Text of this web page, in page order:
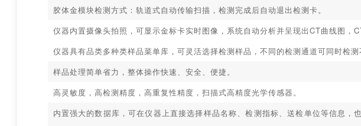
胶体金模块检测方式：轨道式自动传输扫描，检测完成后自动退出检测卡。
仪器内置摄像头拍照，可显示金标卡实时图像，系统自动分析并呈现出CT曲线图，
仪器具有品类多种类样品菜单库，可灵活选择检测样品，不同的检测通道可同时检测
样品处理简单省力，整体操作快速、安全、便捷。
高灵敏度，高检测精度，高重复性精度，扫描式高精度光学传感器。
内置强大的数据库，可在仪器上直接选择样品名称、检测指标、送检单位等信息